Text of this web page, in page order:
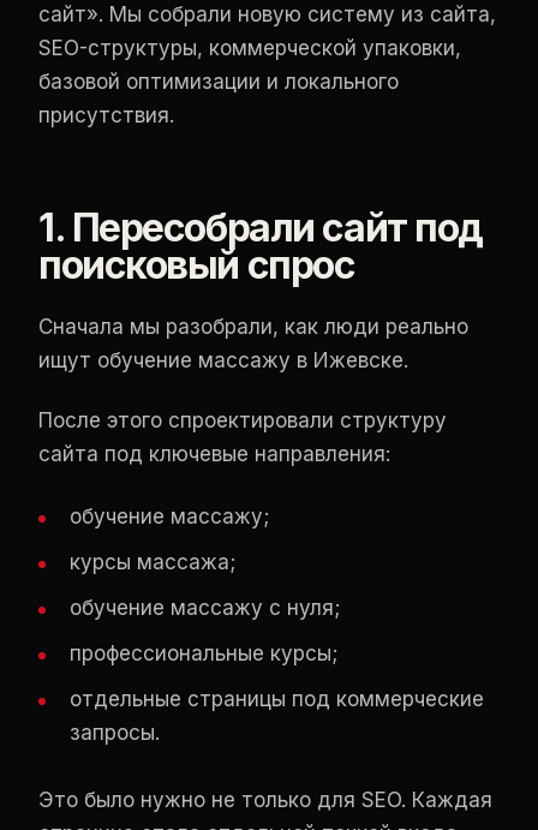
сайт». Мы собрали новую систему из сайта,
SEO-структуры, коммерческой упаковки,
базовой оптимизации и локального
присутствия.
1. Пересобрали сайт под
поисковый спрос
Сначала мы разобрали, как люди реально
ищут обучение массажу в Ижевске.
После этого спроектировали структуру
сайта под ключевые направления:
обучение массажу;
курсы массажа;
обучение массажу с нуля;
профессиональные курсы;
отдельные страницы под коммерческие
запросы.
Это было нужно не только для SEO. Каждая